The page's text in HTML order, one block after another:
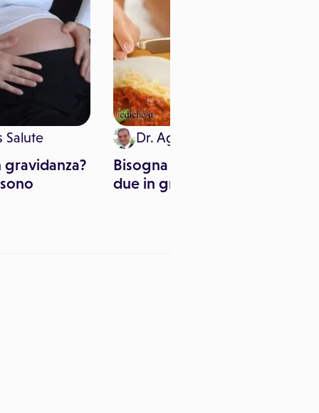
Salute Dr. Agostino Menditto
Bisogna mangiare per
due in gravidanza?